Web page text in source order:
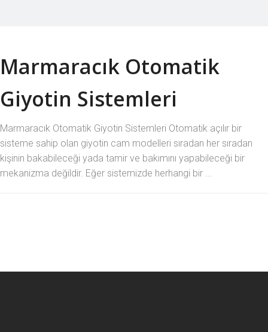
Marmaracık Otomatik
Giyotin Sistemleri
Marmaracık Otomatik Giyotin Sistemleri Otomatik açılır bir
sisteme sahip olan giyotin cam modelleri sıradan her sıradan
kişinin bakabileceği yada tamir ve bakımını yapabileceği bir
mekanizma değildir. Eğer sistemizde herhangi bir ...